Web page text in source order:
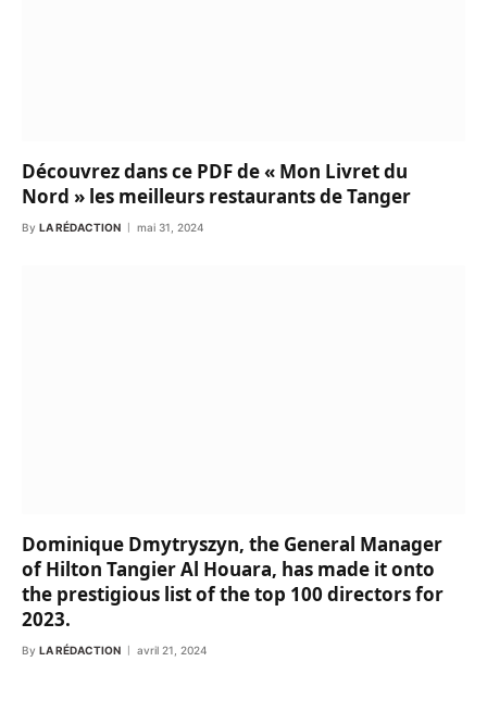
Découvrez dans ce PDF de « Mon Livret du
Nord » les meilleurs restaurants de Tanger
By LA RÉDACTION mai 31, 2024
Dominique Dmytryszyn, the General Manager
of Hilton Tangier Al Houara, has made it onto
the prestigious list of the top 100 directors for
2023.
By LA RÉDACTION avril 21, 2024